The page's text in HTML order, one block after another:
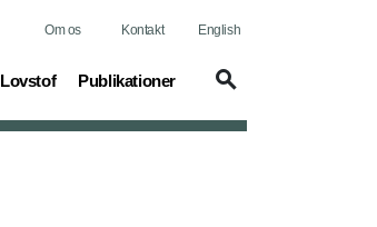
Om os Kontakt English
Lovstof
(current) Publikationer
(current)